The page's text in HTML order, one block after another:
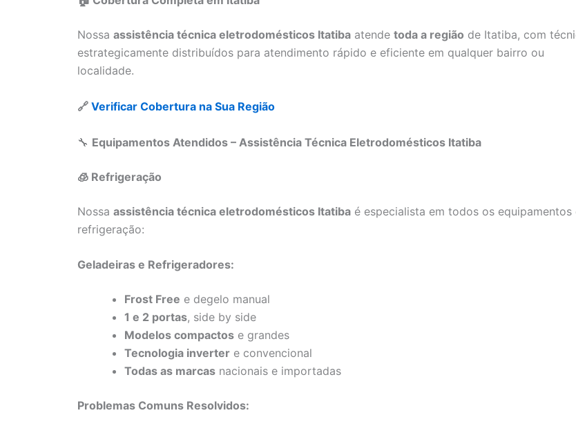
Nossa assistência técnica eletrodomésticos Itatiba atende toda a região de Itatiba, com
estrategicamente distribuídos para atendimento rápido e eficiente em qualquer bairro ou
localidade.
🔗 Verificar Cobertura na Sua Região
🔧 Equipamentos Atendidos – Assistência Técnica Eletrodomésticos Itatiba
🧊 Refrigeração
Nossa assistência técnica eletrodomésticos Itatiba é especialista em todos os equipamentos
refrigeração:
Geladeiras e Refrigeradores:
Frost Free e degelo manual
1 e 2 portas, side by side
Modelos compactos e grandes
Tecnologia inverter e convencional
Todas as marcas nacionais e importadas
Problemas Comuns Resolvidos: